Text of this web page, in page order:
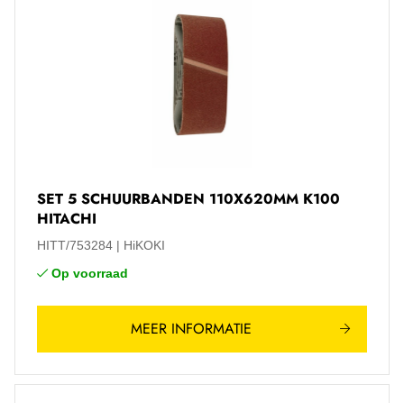
SET 5 SCHUURBANDEN 110X620MM K100
HITACHI
HITT/753284
HiKOKI
Op voorraad
MEER INFORMATIE